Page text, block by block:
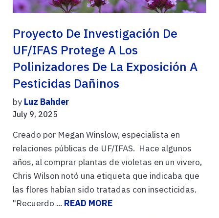
Proyecto De Investigación De
UF/IFAS Protege A Los
Polinizadores De La Exposición A
Pesticidas Dañinos
by Luz Bahder
July 9, 2025
Creado por Megan Winslow, especialista en
relaciones públicas de UF/IFAS. Hace algunos
años, al comprar plantas de violetas en un vivero,
Chris Wilson notó una etiqueta que indicaba que
las flores habían sido tratadas con insecticidas.
"Recuerdo ... READ MORE